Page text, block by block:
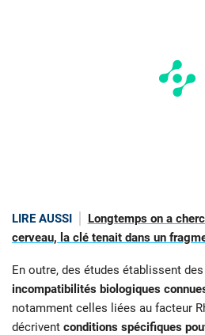
LIRE AUSSI
Longtemps on a
cerveau, la clé tenait dans un
En outre, des études établissent
incompatibilités biologiques
notamment celles liées au facteur
décrivent conditions spécifiques